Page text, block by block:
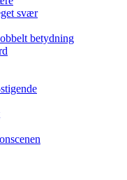
svær
betydning